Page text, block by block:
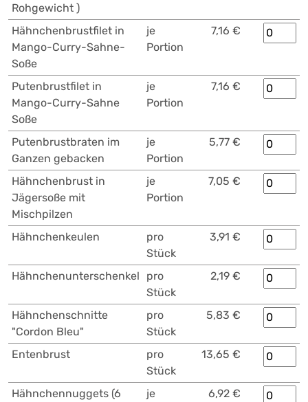
Rohgewicht )
Hähnchenbrustfilet in
Mango-Curry-Sahne-
Soße
je
Portion
7,16 €
Putenbrustfilet in
Mango-Curry-Sahne
Soße
je
Portion
7,16 €
Putenbrustbraten im
Ganzen gebacken
je
Portion
5,77 €
Hähnchenbrust in
Jägersoße mit
Mischpilzen
je
Portion
7,05 €
Hähnchenkeulen
pro
Stück
3,91 €
Hähnchenunterschenkel
pro
Stück
2,19 €
Hähnchenschnitte
"Cordon Bleu"
pro
Stück
5,83 €
Entenbrust
pro
Stück
13,65 €
Hähnchennuggets (6
je
6,92 €